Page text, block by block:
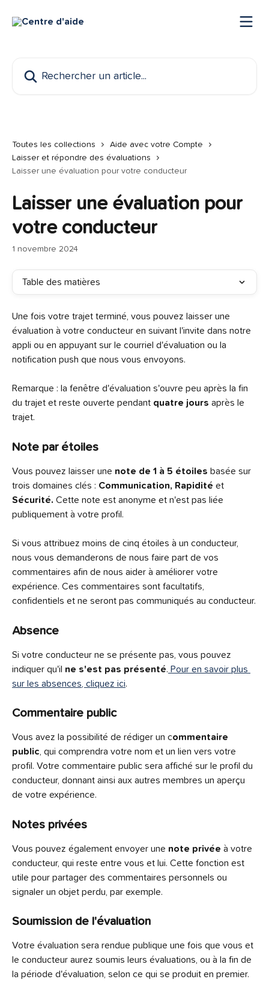
Toutes les collections
Aide avec votre Compte
Laisser et répondre des évaluations
Laisser une évaluation pour votre conducteur
Laisser une évaluation pour
votre conducteur
1 novembre 2024
Table des matières
Une fois votre trajet terminé, vous pouvez laisser une
évaluation à votre conducteur en suivant l'invite dans notre
appli ou en appuyant sur le courriel d'évaluation ou la
notification push que nous vous envoyons.
Remarque : la fenêtre d'évaluation s'ouvre peu après la fin
du trajet et reste ouverte pendant quatre jours après le
trajet.
Note par étoiles
Vous pouvez laisser une note de 1 à 5 étoiles basée sur
trois domaines clés : Communication, Rapidité et
Sécurité. Cette note est anonyme et n'est pas liée
publiquement à votre profil.
Si vous attribuez moins de cinq étoiles à un conducteur,
nous vous demanderons de nous faire part de vos
commentaires afin de nous aider à améliorer votre
expérience. Ces commentaires sont facultatifs,
confidentiels et ne seront pas communiqués au conducteur.
Absence
Si votre conducteur ne se présente pas, vous pouvez
indiquer qu'il ne s'est pas présenté. Pour en savoir plus
sur les absences, cliquez ici.
Commentaire public
Vous avez la possibilité de rédiger un commentaire
public, qui comprendra votre nom et un lien vers votre
profil. Votre commentaire public sera affiché sur le profil du
conducteur, donnant ainsi aux autres membres un aperçu
de votre expérience.
Notes privées
Vous pouvez également envoyer une note privée à votre
conducteur, qui reste entre vous et lui. Cette fonction est
utile pour partager des commentaires personnels ou
signaler un objet perdu, par exemple.
Soumission de l'évaluation
Votre évaluation sera rendue publique une fois que vous et
le conducteur aurez soumis leurs évaluations, ou à la fin de
la période d'évaluation, selon ce qui se produit en premier.